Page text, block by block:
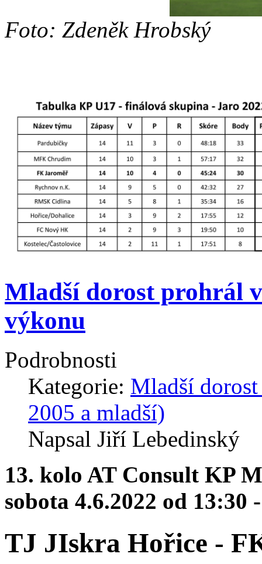
Foto: Zdeněk Hrobský
Mladší dorost prohrál
výkonu
Podrobnosti
Kategorie: Mladší
2005 a mladší)
Napsal Jiří Lebedinský
13. kolo AT Consult KP
sobota 4.6.2022 od 13:30
TJ JIskra Hořice -